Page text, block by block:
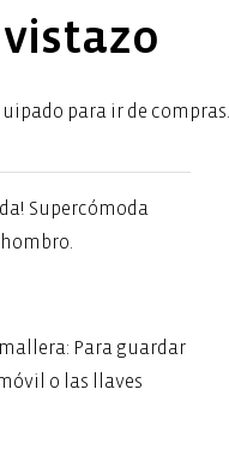
para ir de compras.
Supercómoda
Para guardar
o las llaves